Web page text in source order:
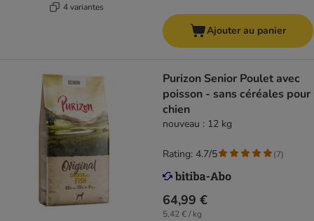
4 variantes
Ajouter au panier
Purizon Senior Poulet avec
poisson - sans céréales pour
chien
nouveau : 12 kg
64,99 €
5,42 € / kg
Rating: 4.7/5 (7)